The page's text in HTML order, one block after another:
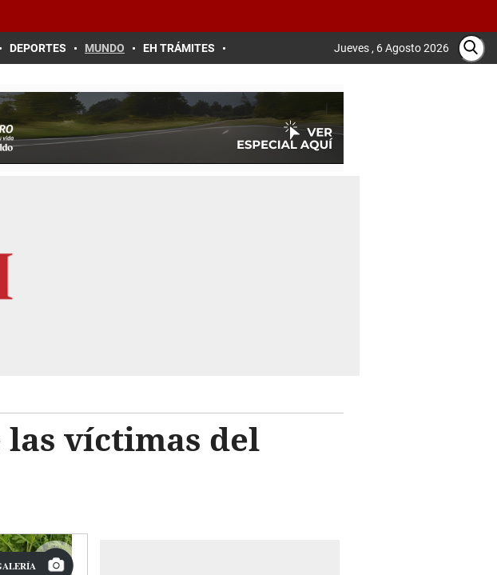
DEPORTES MUNDO EH TRÁMITES Jueves , 6 Agosto 2026
las víctimas del